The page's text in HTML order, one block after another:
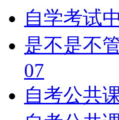
自学考试
是不是不
07
自考公共